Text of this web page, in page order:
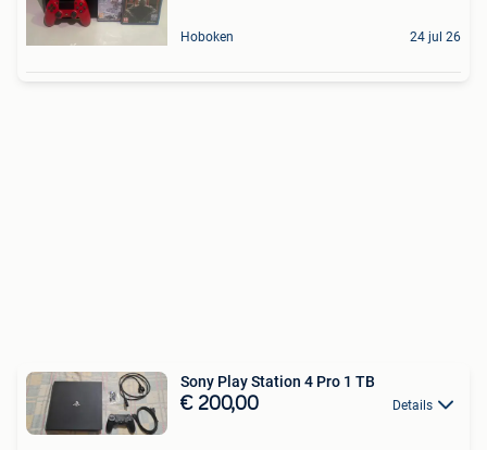
Hoboken 24 jul 26
Sony Play Station 4 Pro 1 TB
€ 200,00 Details